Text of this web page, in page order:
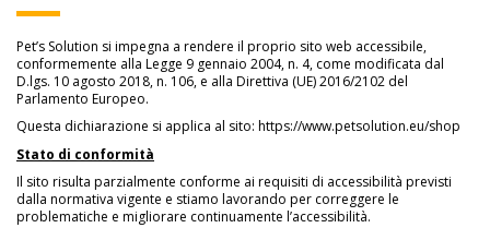
Pet’s Solution si impegna a rendere il proprio sito web accessibile,
conformemente alla Legge 9 gennaio 2004, n. 4, come modificata dal
D.lgs. 10 agosto 2018, n. 106, e alla Direttiva (UE) 2016/2102 del
Parlamento Europeo.
Questa dichiarazione si applica al sito: https://www.petsolution.eu/shop
Stato di conformità
Il sito risulta parzialmente conforme ai requisiti di accessibilità previsti
dalla normativa vigente e stiamo lavorando per correggere le
problematiche e migliorare continuamente l’accessibilità.